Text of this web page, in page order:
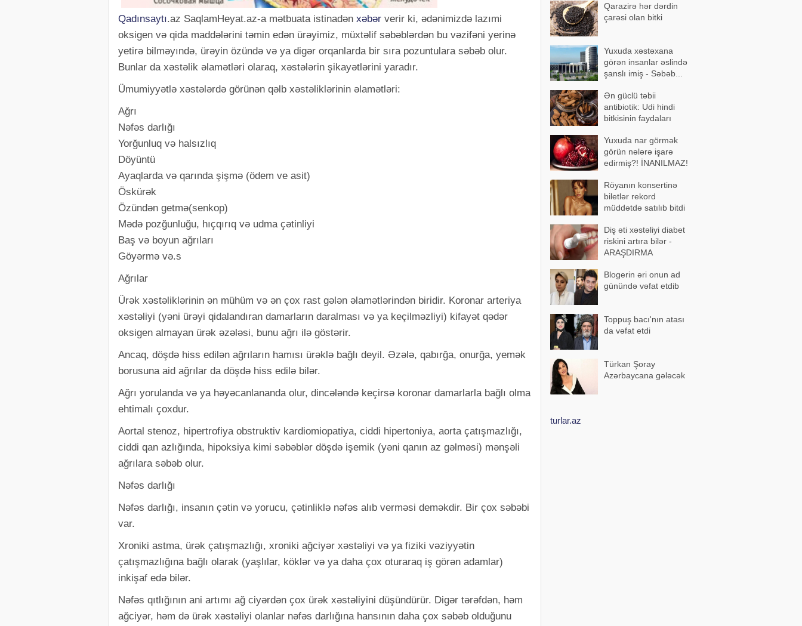
Qadınsaytı.az SaqlamHeyat.az-a mətbuata istinadən xəbər verir ki, ədənimizdə lazımi
oksigen və qida maddələrini təmin edən ürəyimiz, müxtəlif səbəblərdən bu vəzifəni yerinə
yetirə bilməyındə, ürəyin özündə və ya digər orqanlarda bir sıra pozuntulara səbəb olur.
Bunlar da xəstəlik əlamətləri olaraq, xəstələrin şikayətlərini yaradır.
Ümumiyyətlə xəstələrdə görünən qəlb xəstəliklərinin əlamətləri:
Ağrı
Nəfəs darlığı
Yorğunluq və halsızlıq
Döyüntü
Ayaqlarda və qarında şişmə (ödem ve asit)
Öskürək
Özündən getmə(senkop)
Mədə pozğunluğu, hıçqırıq və udma çətinliyi
Baş və boyun ağrıları
Göyərmə və.s
Ağrılar
Ürək xəstəliklərinin ən mühüm və ən çox rast gələn əlamətlərindən biridir. Koronar arteriya
xəstəliyi (yəni ürəyi qidalandıran damarların daralması və ya keçilməzliyi) kifayət qədər
oksigen almayan ürək əzələsi, bunu ağrı ilə göstərir.
Ancaq, döşdə hiss edilən ağrıların hamısı ürəklə bağlı deyil. Əzələ, qabırğa, onurğa, yemək
borusuna aid ağrılar da döşdə hiss edilə bilər.
Ağrı yorulanda və ya həyəcanlananda olur, dincələndə keçirsə koronar damarlarla bağlı olma
ehtimalı çoxdur.
Aortal stenoz, hipertrofiya obstruktiv kardiomiopatiya, ciddi hipertoniya, aorta çatışmazlığı,
ciddi qan azlığında, hipoksiya kimi səbəblər döşdə işemik (yəni qanın az gəlməsi) mənşəli
ağrılara səbəb olur.
Nəfəs darlığı
Nəfəs darlığı, insanın çətin və yorucu, çətinliklə nəfəs alıb verməsi deməkdir. Bir çox səbəbi
var.
Xroniki astma, ürək çatışmazlığı, xroniki ağciyər xəstəliyi və ya fiziki vəziyyətin
çatışmazlığına bağlı olarak (yaşlılar, köklər və ya daha çox oturaraq iş görən adamlar)
inkişaf edə bilər.
Nəfəs qıtlığının ani artımı ağ ciyərdən çox ürək xəstəliyini düşündürür. Digər tərəfdən, həm
ağciyər, həm də ürək xəstəliyi olanlar nəfəs darlığına hansının daha çox səbəb olduğunu
Qarazirə hər dərdin
çarəsi olan bitki
Yuxuda xəstəxana
görən insanlar əslində
şanslı imiş - Səbəb...
Ən güclü təbii
antibiotik: Udi hindi
bitkisinin faydaları
Yuxuda nar görmək
görün nələrə işarə
edirmiş?! İNANILMAZ!
Röyanın konsertinə
biletlər rekord
müddətdə satılıb bitdi
Diş əti xəstəliyi diabet
riskini artıra bilər -
ARAŞDIRMA
Blogerin əri onun ad
günündə vəfat etdib
Toppuş bacı'nın atası
da vəfat etdi
Türkan Şoray
Azərbaycana gələcək
turlar.az